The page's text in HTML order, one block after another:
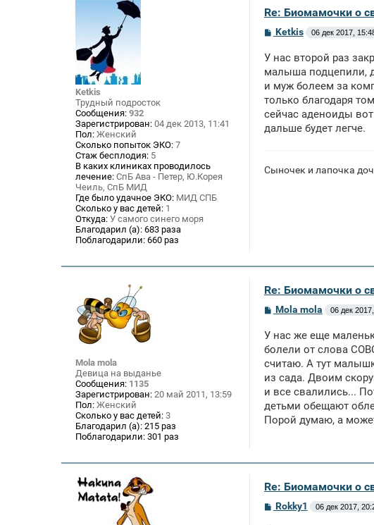
Ketkis
Трудный подросток
Сообщения: 932
Зарегистрирован: 04 дек 2013, 11:41
Пол: Женский
Сколько попыток ЭКО: 7
Стаж бесплодия: 5
В каких клиниках проводилось
лечение: СпБ Ава - Петер, Ю.Корея
Чеиль, СпБ МИД
Где было удачное ЭКО: МИД СПБ
Сколько у вас детей: 1
Откуда: У самого синего моря
Благодарил (а): 683 раза
Поблагодарили: 660 раз
Re: Биомамочки о
С
б
щ
н
и
Ketkis 06 дек 2017,
У нас второй раз
малыша подцепили,
и муж болеем за
только благодаря
сейчас аденоиды
дальше будет легче.
Сыночек и лапочка
Mola mola
Девица на выданье
Сообщения: 1135
Зарегистрирован: 20 май 2011, 13:59
Пол: Женский
Сколько у вас детей: 3
Благодарил (а): 215 раз
Поблагодарили: 301 раз
Re: Биомамочки о
С
б
щ
н
и
Mola mola 06 дек
У нас же еще
болели от слова
считаю. А тут
из сада. Двоим
и все свалились...
детьми обещают
Порой думаю, а
Re: Биомамочки о
СRokky1 06 дек 2017,